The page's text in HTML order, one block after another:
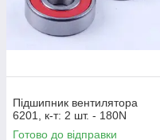
Підшипник вентилятора
6201, к-т: 2 шт. - 180N
Готово до відправки